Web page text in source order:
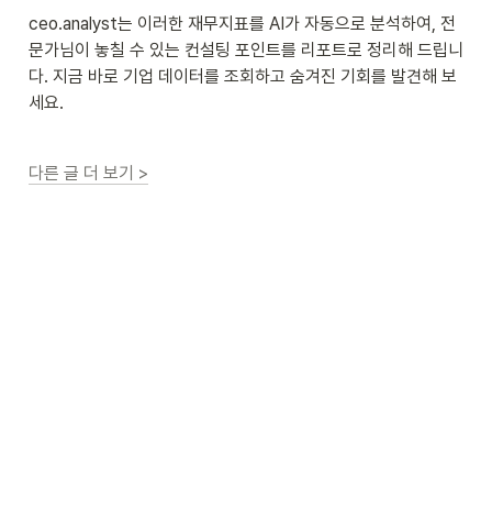
ceo.analyst는 이러한 재무지표를 AI가 자동으로 분석하여, 전
문가님이 놓칠 수 있는 컨설팅 포인트를 리포트로 정리해 드립니
다. 지금 바로 기업 데이터를 조회하고 숨겨진 기회를 발견해 보
세요.
다른 글 더 보기 >